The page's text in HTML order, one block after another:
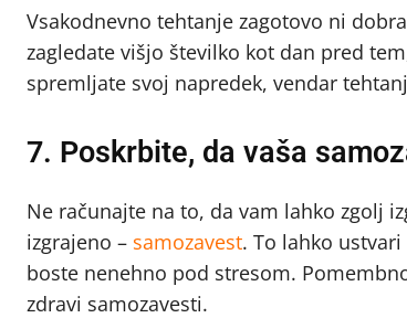
Vsakodnevno tehtanje zagotovo ni
zagledate višjo številko kot dan pred
spremljate svoj napredek, vendar
7. Poskrbite, da vaša
Ne računajte na to, da vam lahko zgolj
izgrajeno – samozavest. To lahko
boste nenehno pod stresom.
zdravi samozavesti.